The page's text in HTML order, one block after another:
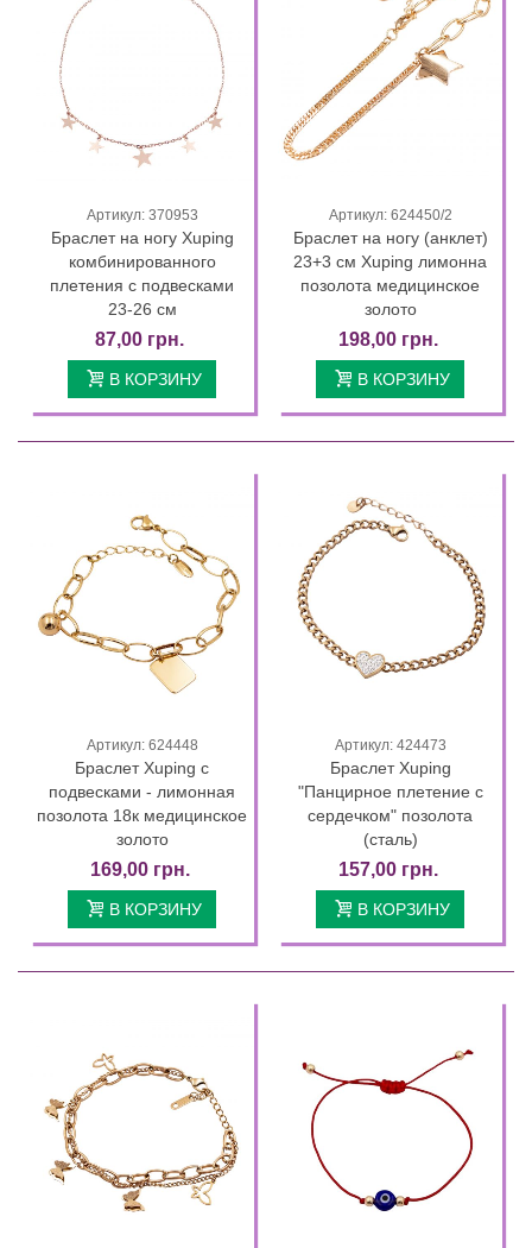
Артикул: 370953
Браслет на ногу Xuping
комбинированного
плетения с подвесками
23-26 см
87,00 грн.
В КОРЗИНУ
Артикул: 624450/2
Браслет на ногу (анклет)
23+3 см Xuping лимонна
позолота медицинское
золото
198,00 грн.
В КОРЗИНУ
Артикул: 624448
Браслет Xuping с
подвесками - лимонная
позолота 18к медицинское
золото
169,00 грн.
В КОРЗИНУ
Артикул: 424473
Браслет Xuping
"Панцирное плетение с
сердечком" позолота
(сталь)
157,00 грн.
В КОРЗИНУ